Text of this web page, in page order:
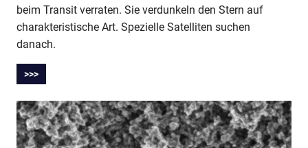
beim Transit verraten. Sie verdunkeln den Stern auf
charakteristische Art. Spezielle Satelliten suchen
danach.
>>>